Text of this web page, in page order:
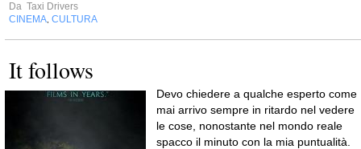
Da Taxi Drivers
CINEMA CULTURA
It follows
Devo chiedere a qualche esperto come
mai arrivo sempre in ritardo nel vedere
le cose, nonostante nel mondo reale
spacco il minuto con la mia puntualità.